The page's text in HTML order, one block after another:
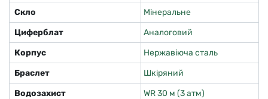
Скло
Мінеральне
Циферблат
Аналоговий
Корпус
Нержавіюча сталь
Браслет
Шкіряний
Водозахист
WR 30 м (3 атм)